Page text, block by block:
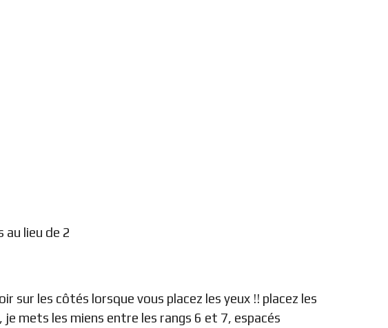
au lieu de 2
les côtés lorsque vous placez les yeux !! placez les
mets les miens entre les rangs 6 et 7, espacés